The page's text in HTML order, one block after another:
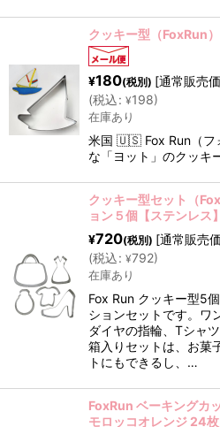
クッキー型（FoxRun
¥180(税別) [通常販売
(税込: ¥198)
在庫あり
米国 🇺🇸 Fox Run（フ
な「ヨット」のクッキ
クッキー型セット（
ョン５個【ステンレス】
¥720(税別) [通常販売
(税込: ¥792)
在庫あり
Fox Run クッキー型5
ションセットです。ワ
ダイヤの指輪、Tシャ
箱入りセットは、お菓
トにもできるし、…
FoxRun ベーキングカ
モロッコオレンジ 24枚